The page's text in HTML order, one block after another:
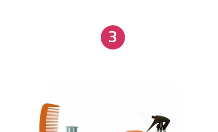
finalizador, óleo nutritivo, entre outros produtos,
potencializando os resultados.
3